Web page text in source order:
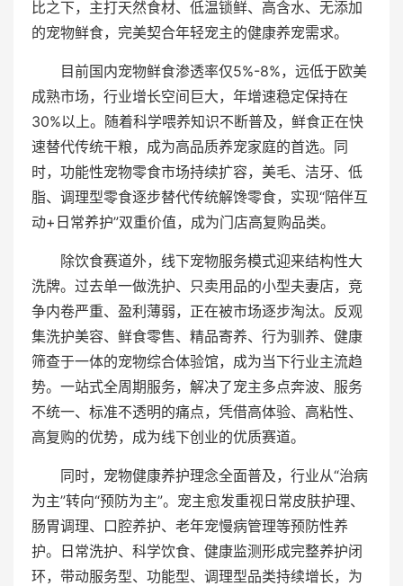
比之下，主打天然食材、低温锁鲜、高含水、无添加
的宠物鲜食，完美契合年轻宠主的健康养宠需求。
目前国内宠物鲜食渗透率仅5%-8%，远低于欧美
成熟市场，行业增长空间巨大，年增速稳定保持在
30%以上。随着科学喂养知识不断普及，鲜食正在快
速替代传统干粮，成为高品质养宠家庭的首选。同
时，功能性宠物零食市场持续扩容，美毛、洁牙、低
脂、调理型零食逐步替代传统解馋零食，实现“陪伴互
动+日常养护”双重价值，成为门店高复购品类。
除饮食赛道外，线下宠物服务模式迎来结构性大
洗牌。过去单一做洗护、只卖用品的小型夫妻店，竞
争内卷严重、盈利薄弱，正在被市场逐步淘汰。反观
集洗护美容、鲜食零售、精品寄养、行为驯养、健康
筛查于一体的宠物综合体验馆，成为当下行业主流趋
势。一站式全周期服务，解决了宠主多点奔波、服务
不统一、标准不透明的痛点，凭借高体验、高粘性、
高复购的优势，成为线下创业的优质赛道。
同时，宠物健康养护理念全面普及，行业从“治病
为主”转向“预防为主”。宠主愈发重视日常皮肤护理、
肠胃调理、口腔养护、老年宠慢病管理等预防性养
护。日常洗护、科学饮食、健康监测形成完整养护闭
环，带动服务型、功能型、调理型品类持续增长，为